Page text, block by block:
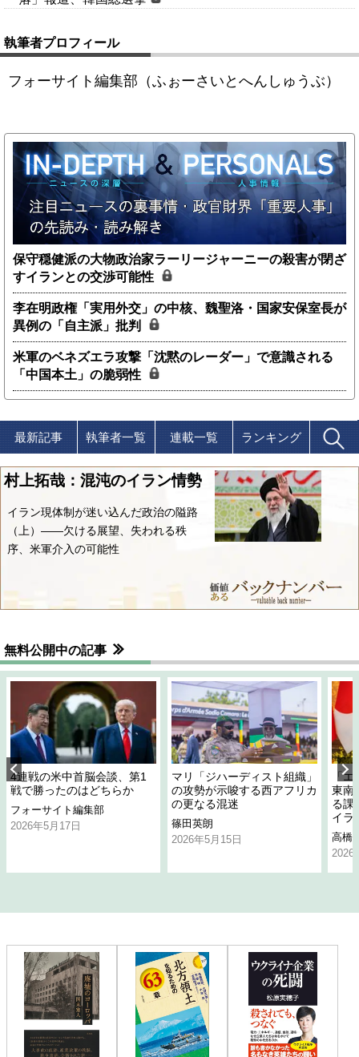
執筆者プロフィール
フォーサイト編集部（ふぉーさいとへんしゅうぶ）
保守穏健派の大物政治家ラーリージャーニーの殺害が閉ざ
すイランとの交渉可能性
李在明政権「実用外交」の中核、魏聖洛・国家安保室長が
異例の「自主派」批判
米軍のベネズエラ攻撃「沈黙のレーダー」で意識される
「中国本土」の脆弱性
最新記事 執筆者一覧 連載一覧 ランキング
村上拓哉：混沌のイラン情勢
イラン現体制が迷い込んだ政治の隘路
（上）――欠ける展望、失われる秩
序、米軍介入の可能性
無料公開中の記事
4連戦の米中首脳会談、第1
戦で勝ったのはどちらか
フォーサイト編集部
2026年5月17日
マリ「ジハーディスト組織」
の攻勢が示唆する西アフリカ
の更なる混迷
篠田英朗
2026年5月15日
「
東南
る課
イラ
高橋
2026